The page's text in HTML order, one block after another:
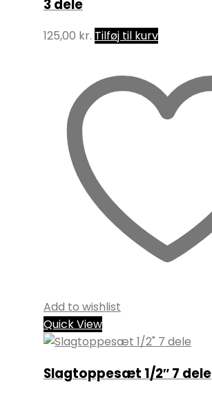
3 dele
125,00 kr. Tilføj til kurv
Add to wishlist
Quick View
Slagtoppesæt 1/2″ 7 dele